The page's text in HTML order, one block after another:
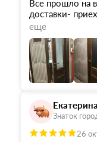
Все прошло на
доставки-
полная
Отдельная
все аккуратно
работают со
снижает
Большая
еще
Знаток
26